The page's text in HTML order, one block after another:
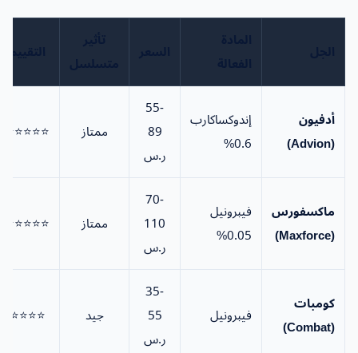
أدفيون
(Advion)
إندوكساكارب
0.6%
55-
89
ر.س
ممتاز ⭐⭐⭐⭐⭐
ماكسفورس
(Maxforce)
فيبرونيل
0.05%
70-
110
ر.س
ممتاز ⭐⭐⭐⭐⭐
كومبات
(Combat)
فيبرونيل
35-
55
ر.س
جيد ⭐⭐⭐⭐